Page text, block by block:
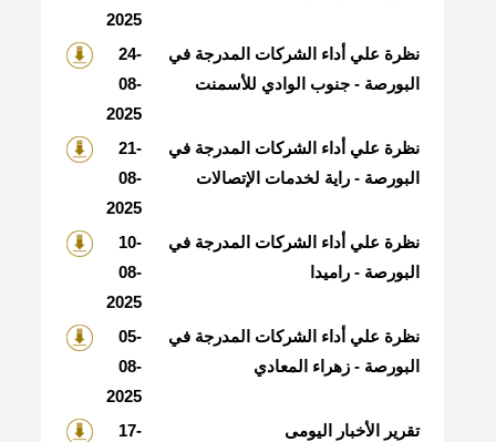
2025
24-
08-
2025
نظرة علي أداء الشركات المدرجة في
البورصة - جنوب الوادي للأسمنت
21-
08-
2025
نظرة علي أداء الشركات المدرجة في
البورصة - راية لخدمات الإتصالات
10-
08-
2025
نظرة علي أداء الشركات المدرجة في
البورصة - راميدا
05-
08-
2025
نظرة علي أداء الشركات المدرجة في
البورصة - زهراء المعادي
17-
تقرير الأخبار اليومى